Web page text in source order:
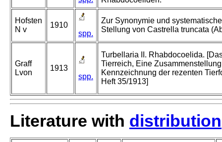
Hofsten
N v
1910
spp.
Zur Synonymie und
Stellung von Castrella truncata
Graff
Lvon
1913
spp.
Turbellaria II. Rhabdocoelida.
Tierreich, Eine
Kennzeichnung der rezenten
Heft 35/1913]
Literature with distribution